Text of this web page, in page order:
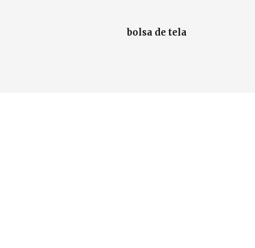
bolsa de tela